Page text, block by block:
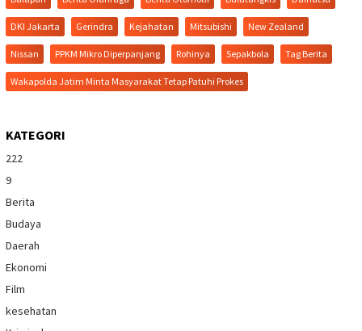
DKI Jakarta Gerindra Kejahatan Mitsubishi New Zealand
Nissan PPKM Mikro Diperpanjang Rohinya Sepakbola Tag Berita
Wakapolda Jatim Minta Masyarakat Tetap Patuhi Prokes
KATEGORI
222
9
Berita
Budaya
Daerah
Ekonomi
Film
kesehatan